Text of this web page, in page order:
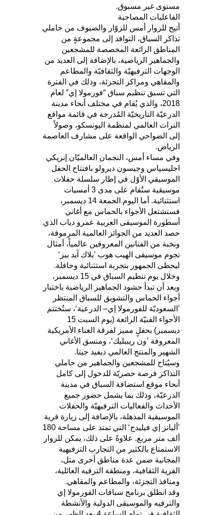
مستوى غير مسبوق.
الفاعليات المصاحبة
أتيح للزوار أمس للزوّار والضيوف من حاملي
تذاكر السباق، التوافد إلى مجموعةٍ من
المناطق الرائعة المخصصة للمشجعين
والجماهير الرياضية، بالإضافة إلى العديد من
الوجهات الترفيهيّة والثقافيّة والمطاعم
والمقاهي ومراكز التجزئة، وذلك في الفترة
التي تسبق تنظيم سباق “فورمولا إي” لعام
2018، والذي يُقام في مختلف أنحاء مدينة
الدرعيّة التاريخيّة المُدرجة في قائمة مواقع
التراث العالمي لمنظمة اليونسكو، وصولاً
إلى الضواحي الواقعة على مشارف العاصمة
الرياض.
وفي مساء أمس، النجمان العالميّان إنريكي
اجليسياس وجيسون ديرولو بافتتاح الحفل
الموسيقي الأوّل في إطار سلسلة حفلات
موسيقية ستُقام على مدى 3 أمسيات
استثنائية. أما اليوم الجمعة 14 ديسمبر،
فستشتعل الأجواء بالحماس مع أغاني
أسطورة الموسيقى العربية عمرو دياب الذي
حصد العديد من الجوائز العالمية المرموقة،
ونخبة من الفنانين المعروفين عالمياً، أمثال
نجوم موسيقى الهيب هوب ’بلاك آيد بيز‘
ليحظى الجمهور بتجربة استثنائية وحافلة.
وخلال يوم تنظيم السباق في 15 ديسمبر،
وبعد أن تبدأ حشود الجماهير الرياضية باختبار
أجواء الحماس والتشويق للسباق المنتظر
’السعوديّة للفورمولا إي– الدرعية‘، ستُختتم
الأجواء الفنيّة الرائعة (يوم السبت 15
ديسمبر) بحفلٍ مميز لفرقة الغناء الأمريكية
المعروفة ’ون ريببليك‘، ومنسق الأغاني
الشهير والمنتج العالمي ديفيد جيتا.
وسيُتاح للمشجعين والجماهير من حاملي
التذاكر فرصة حصريّة للدخول إلى كامل
أنحاء موقع استضافة السباق في مدينة
الدرعيّة، وذلك بما يشمل حضور جميع
الأحداث والفعاليات الترفيهيّة والحفلات
الموسيقية المذهلة، بالإضافة إلى زيارة قرية
’أليانز إي فيليدج‘ التي تمتد على مساحة 180
ألف متر مربع. علاوةً على ذلك، يمكن للزوار
الاستمتاع بالكثير من التجارب الترفيهية
المجانية ضمن عدة مناطق أخرى مثل،
القرية الثقافية، ومنطقة الترفيه العائلية،
ومنافذ التجزئة، والمطاعم والمقاهي.
وقد انطلق برنامج سباقات الفورمولا إي
والترفيه والموسيقى الدولية والأنشطة